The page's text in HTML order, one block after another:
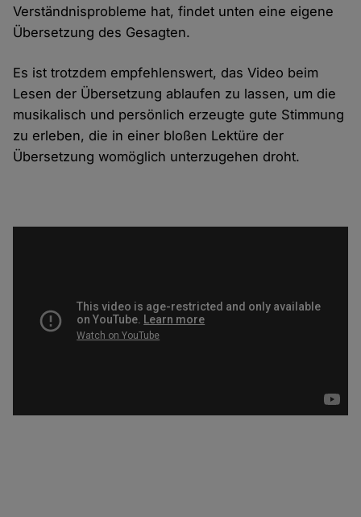
Verständnisprobleme hat, findet unten eine eigene
Übersetzung des Gesagten.
Es ist trotzdem empfehlenswert, das Video beim
Lesen der Übersetzung ablaufen zu lassen, um die
musikalisch und persönlich erzeugte gute Stimmung
zu erleben, die in einer bloßen Lektüre der
Übersetzung womöglich unterzugehen droht.